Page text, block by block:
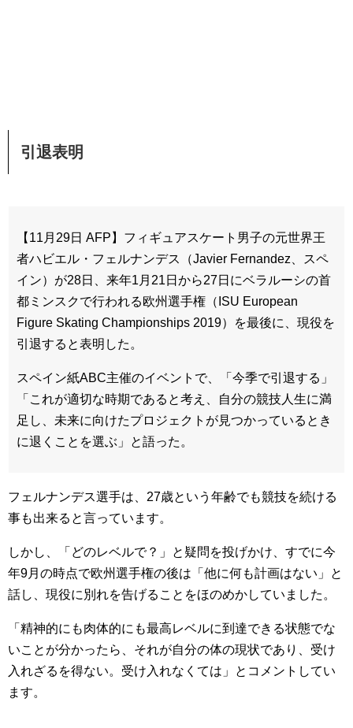
引退表明
【11月29日 AFP】フィギュアスケート男子の元世界王
者ハビエル・フェルナンデス（Javier Fernandez、スペ
イン）が28日、来年1月21日から27日にベラルーシの首
都ミンスクで行われる欧州選手権（ISU European
Figure Skating Championships 2019）を最後に、現役を
引退すると表明した。
スペイン紙ABC主催のイベントで、「今季で引退する」
「これが適切な時期であると考え、自分の競技人生に満
足し、未来に向けたプロジェクトが見つかっているとき
に退くことを選ぶ」と語った。
フェルナンデス選手は、27歳という年齢でも競技を続ける
事も出来ると言っています。
しかし、「どのレベルで？」と疑問を投げかけ、すでに今
年9月の時点で欧州選手権の後は「他に何も計画はない」と
話し、現役に別れを告げることをほのめかしていました。
「精神的にも肉体的にも最高レベルに到達できる状態でな
いことが分かったら、それが自分の体の現状であり、受け
入れざるを得ない。受け入れなくては」とコメントしてい
ます。